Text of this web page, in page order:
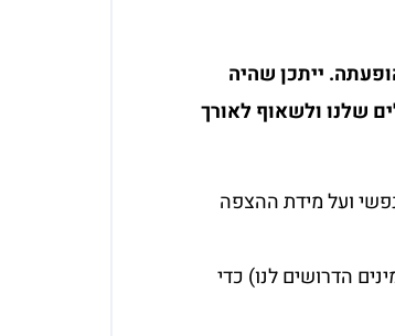
ייתכן שהיה
שלנו ולשאוף לאורך
ועל מידת ההצפה
הדרושים לנו) כדי